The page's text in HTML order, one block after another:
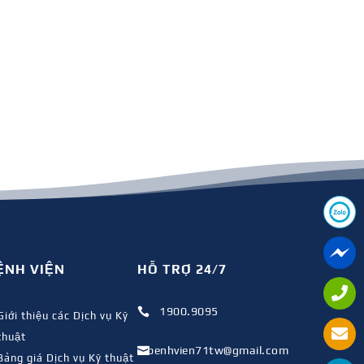
VIỆN
thiệu các Dịch vụ Kỹ
giá Dịch vụ Kỹ thuật
HỖ TRỢ 24/7
 1900.9095
benhvien71tw@gmail.com